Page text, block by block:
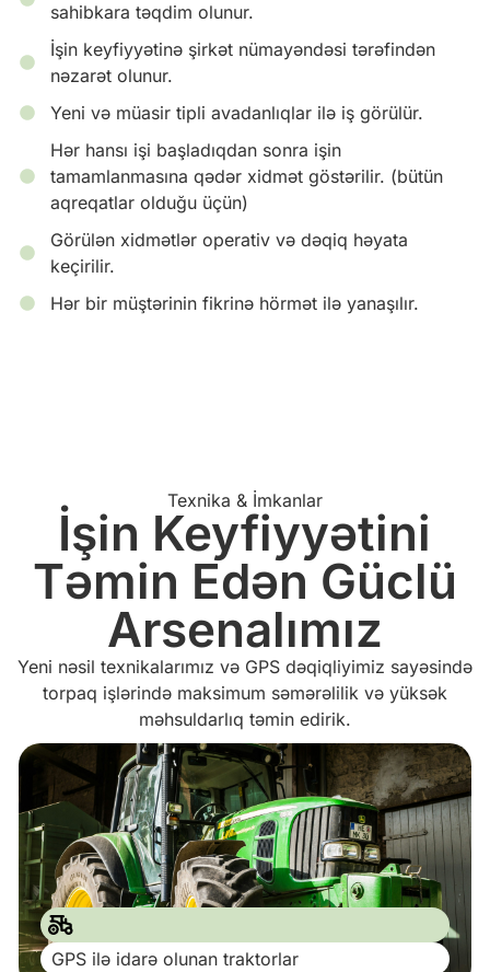
sahibkara təqdim olunur.
İşin keyfiyyətinə şirkət nümayəndəsi tərəfindən
nəzarət olunur.
Yeni və müasir tipli avadanlıqlar ilə iş görülür.
Hər hansı işi başladıqdan sonra işin
tamamlanmasına qədər xidmət göstərilir. (bütün
aqreqatlar olduğu üçün)
Görülən xidmətlər operativ və dəqiq həyata
keçirilir.
Hər bir müştərinin fikrinə hörmət ilə yanaşılır.
Texnika & İmkanlar
İşin Keyfiyyətini
Təmin Edən Güclü
Arsenalımız
Yeni nəsil texnikalarımız və GPS dəqiqliyimiz sayəsində
torpaq işlərində maksimum səmərəlilik və yüksək
məhsuldarlıq təmin edirik.
GPS ilə idarə olunan traktorlar